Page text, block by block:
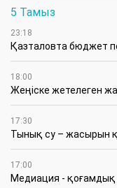
5 Тамыз
23:18
Қазталовта бюджет
18:00
Жеңіске жетелеген
17:30
Тынық су – жасырын
17:00
Медиация - қоғамдық